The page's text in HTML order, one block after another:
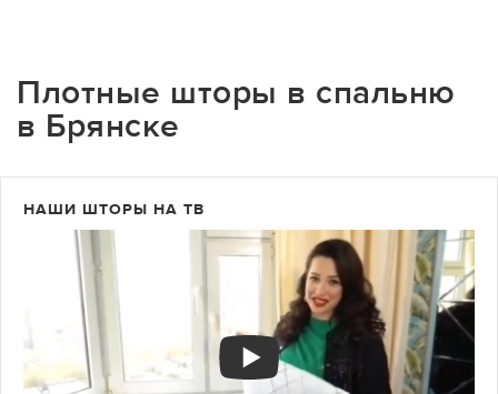
Плотные шторы в спальню
в Брянске
НАШИ ШТОРЫ НА ТВ